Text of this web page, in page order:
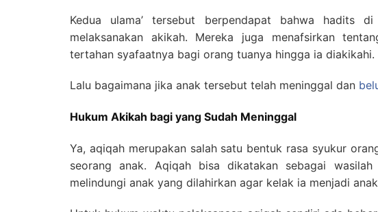
Kedua ulama’ tersebut berpendapat bahwa hadits
melaksanakan akikah. Mereka juga menafsirkan
tertahan syafaatnya bagi orang tuanya hingga ia diakikahi.
Lalu bagaimana jika anak tersebut telah meninggal dan
Hukum Akikah bagi yang Sudah Meninggal
Ya, aqiqah merupakan salah satu bentuk rasa syukur
seorang anak. Aqiqah bisa dikatakan sebagai
melindungi anak yang dilahirkan agar kelak ia menjadi